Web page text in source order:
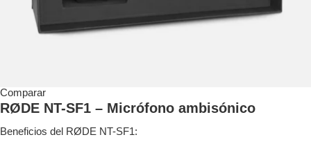
Comparar
RØDE NT-SF1 – Micrófono ambisónico
Beneficios del RØDE NT-SF1: